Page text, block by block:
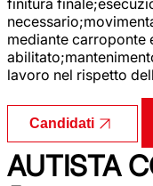
mediante carroponte
lavoro nel rispetto
Candidati
AUTISTA